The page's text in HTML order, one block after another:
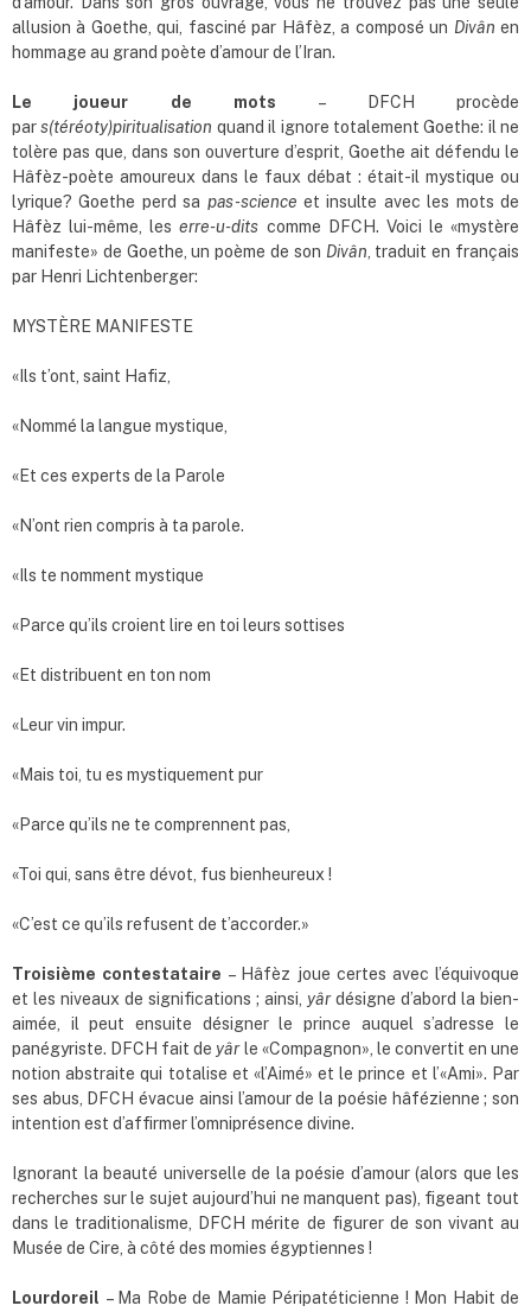
allusion à Goethe, qui, fasciné par Hâfèz, a composé un Divân en
hommage au grand poète d’amour de l’Iran.
Le joueur de mots – DFCH procède
pars(téréoty)piritualisation quand il ignore totalement Goethe: il ne
tolère pas que, dans son ouverture d’esprit, Goethe ait défendu le
Hâfèz-poète amoureux dans le faux débat : était-il mystique ou
lyrique? Goethe perd sa pas-science et insulte avec les mots de
Hâfèz lui-même, leserre-u-dits comme DFCH. Voici le «mystère
manifeste» de Goethe, un poème de son Divân , traduit en français
par Henri Lichtenberger:
MYSTÈRE MANIFESTE
«Ils t’ont, saint Hafiz,
«Nommé la langue mystique,
«Et ces experts de la Parole
«N’ont rien compris à ta parole.
«Ils te nomment mystique
«Parce qu’ils croient lire en toi leurs sottises
«Et distribuent en ton nom
«Leur vin impur.
«Mais toi, tu es mystiquement pur
«Parce qu’ils ne te comprennent pas,
«Toi qui, sans être dévot, fus bienheureux !
«C’est ce qu’ils refusent de t’accorder.»
Troisième contestataire – Hâfèz joue certes avec l’équivoque
et les niveaux de significations ; ainsi, yârdésigne d’abord la bien-
aimée, il peut ensuite désigner le prince auquel s’adresse le
panégyriste. DFCH fait de yârle «Compagnon», le convertit en une
notion abstraite qui totalise et «l’Aimé» et le prince et l’«Ami». Par
ses abus, DFCH évacue ainsi l’amour de la poésie hâfézienne ; son
intention est d’affirmer l’omniprésence divine.
Ignorant la beauté universelle de la poésie d’amour (alors que les
recherches sur le sujet aujourd’hui ne manquent pas), figeant tout
dans le traditionalisme, DFCH mérite de figurer de son vivant au
Musée de Cire, à côté des momies égyptiennes !
Lourdoreil – Ma Robe de Mamie Péripatéticienne ! Mon Habit de